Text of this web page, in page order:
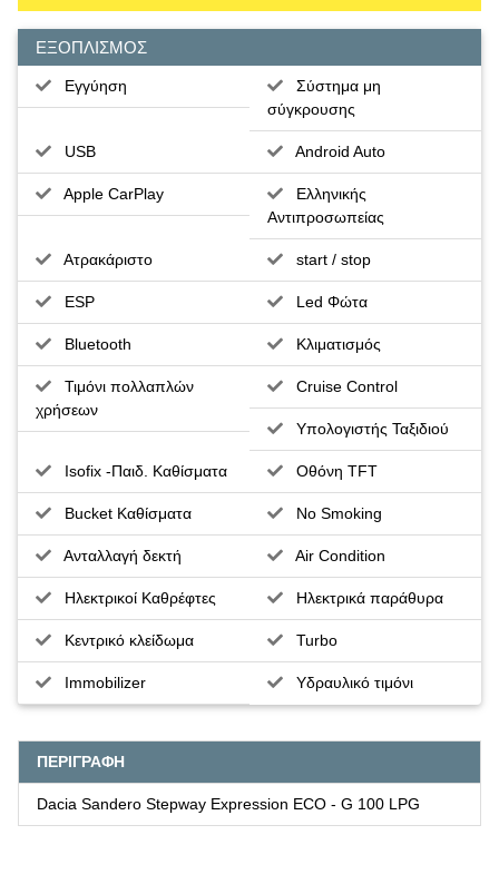
ΕΞΟΠΛΙΣΜΟΣ
Εγγύηση
Σύστημα μη
σύγκρουσης
USB Android Auto
Apple CarPlay
Ελληνικής
Αντιπροσωπείας
Ατρακάριστο start / stop
ESP Led Φώτα
Bluetooth Κλιματισμός
Τιμόνι πολλαπλών
χρήσεων
Cruise Control
Υπολογιστής Ταξιδιού
Isofix -Παιδ. Καθίσματα Οθόνη TFT
Bucket Καθίσματα No Smoking
Ανταλλαγή δεκτή Air Condition
Ηλεκτρικοί Καθρέφτες Ηλεκτρικά παράθυρα
Κεντρικό κλείδωμα Turbo
Immobilizer Υδραυλικό τιμόνι
ΠΕΡΙΓΡΑΦΗ
Dacia Sandero Stepway Expression ECO - G 100 LPG